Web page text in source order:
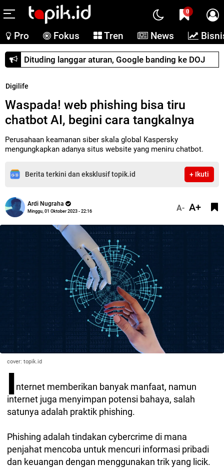
0
Pro Fokus Tren News
Dituding langgar aturan, Google banding ke DOJ
Digilife
Waspada! web phishing bisa tiru
chatbot AI, begini cara tangkalnya
Perusahaan keamanan siber skala global Kaspersky
mengungkapkan adanya situs website yang meniru chatbot.
Berita terkini dan eksklusif topik.id + Ikuti
Ardi Nugraha
Minggu, 01 Oktober 2023 - 22:16 A- A+
cover: topik.id
Internet memberikan banyak manfaat, namun
internet juga menyimpan potensi bahaya, salah
satunya adalah praktik phishing.
Phishing adalah tindakan cybercrime di mana
penjahat mencoba untuk mencuri informasi pribadi
dan keuangan dengan menggunakan trik yang licik.